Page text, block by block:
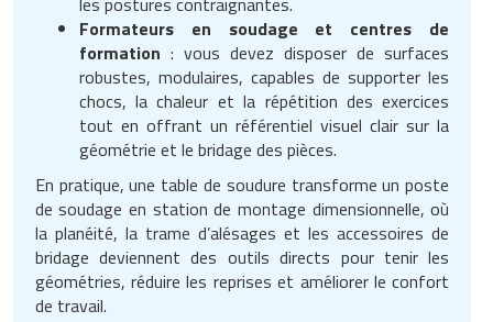
Formateurs en soudage et centres de
formation : vous devez disposer de surfaces
robustes, modulaires, capables de supporter les
chocs, la chaleur et la répétition des exercices
tout en offrant un référentiel visuel clair sur la
géométrie et le bridage des pièces.
En pratique, une table de soudure transforme un poste
de soudage en station de montage dimensionnelle, où
la planéité, la trame d’alésages et les accessoires de
bridage deviennent des outils directs pour tenir les
géométries, réduire les reprises et améliorer le confort
de travail.